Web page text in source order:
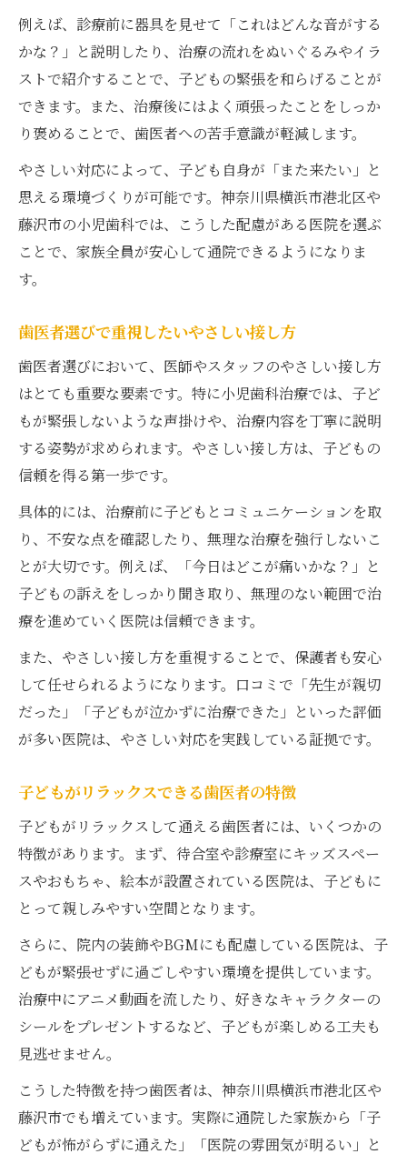
例えば、診療前に器具を見せて「これはどんな音がする
かな？」と説明したり、治療の流れをぬいぐるみやイラ
ストで紹介することで、子どもの緊張を和らげることが
できます。また、治療後にはよく頑張ったことをしっか
り褒めることで、歯医者への苦手意識が軽減します。
やさしい対応によって、子ども自身が「また来たい」と
思える環境づくりが可能です。神奈川県横浜市港北区や
藤沢市の小児歯科では、こうした配慮がある医院を選ぶ
ことで、家族全員が安心して通院できるようになりま
す。
歯医者選びで重視したいやさしい接し方
歯医者選びにおいて、医師やスタッフのやさしい接し方
はとても重要な要素です。特に小児歯科治療では、子ど
もが緊張しないような声掛けや、治療内容を丁寧に説明
する姿勢が求められます。やさしい接し方は、子どもの
信頼を得る第一歩です。
具体的には、治療前に子どもとコミュニケーションを取
り、不安な点を確認したり、無理な治療を強行しないこ
とが大切です。例えば、「今日はどこが痛いかな？」と
子どもの訴えをしっかり聞き取り、無理のない範囲で治
療を進めていく医院は信頼できます。
また、やさしい接し方を重視することで、保護者も安心
して任せられるようになります。口コミで「先生が親切
だった」「子どもが泣かずに治療できた」といった評価
が多い医院は、やさしい対応を実践している証拠です。
子どもがリラックスできる歯医者の特徴
子どもがリラックスして通える歯医者には、いくつかの
特徴があります。まず、待合室や診療室にキッズスペー
スやおもちゃ、絵本が設置されている医院は、子どもに
とって親しみやすい空間となります。
さらに、院内の装飾やBGMにも配慮している医院は、子
どもが緊張せずに過ごしやすい環境を提供しています。
治療中にアニメ動画を流したり、好きなキャラクターの
シールをプレゼントするなど、子どもが楽しめる工夫も
見逃せません。
こうした特徴を持つ歯医者は、神奈川県横浜市港北区や
藤沢市でも増えています。実際に通院した家族から「子
どもが怖がらずに通えた」「医院の雰囲気が明るい」と